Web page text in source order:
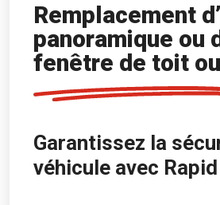
Remplacement
panoramique ou
fenêtre de toit
Garantissez la
véhicule avec